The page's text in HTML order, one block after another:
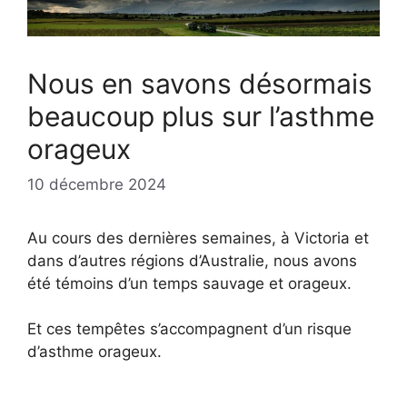
Nous en savons désormais
beaucoup plus sur l’asthme
orageux
10 décembre 2024
Au cours des dernières semaines, à Victoria et
dans d’autres régions d’Australie, nous avons
été témoins d’un temps sauvage et orageux.
Et ces tempêtes s’accompagnent d’un risque
d’asthme orageux.